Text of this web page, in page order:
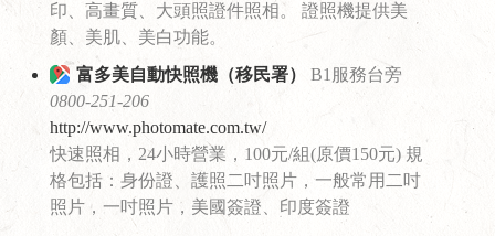
印、高畫質、大頭照證件照相。 證照機提供美
顏、美肌、美白功能。
富多美自動快照機（移民署）
B1服務台旁
0800-251-206
http://www.photomate.com.tw/
快速照相，24小時營業，100元/組(原價150元) 規
格包括：身份證、護照二吋照片，一般常用二吋
照片，一吋照片，美國簽證、印度簽證